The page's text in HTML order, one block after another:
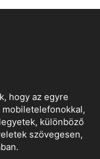
hogy az egyre
különböző
szövegesen,